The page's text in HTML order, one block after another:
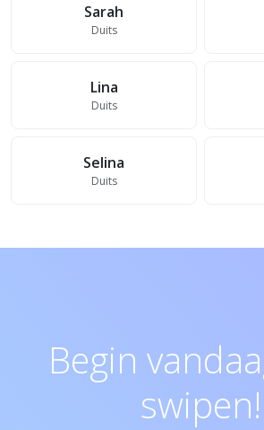
Sarah
Duits
Lina
Duits
Selina
Duits
Begin
swipen!